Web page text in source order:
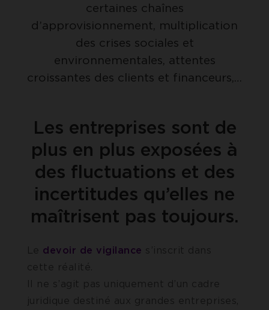
certaines chaînes
d’approvisionnement, multiplication
des crises sociales et
environnementales, attentes
croissantes des clients et financeurs,…
Les entreprises sont de
plus en plus exposées à
des fluctuations et des
incertitudes qu’elles ne
maîtrisent pas toujours.
Le devoir de vigilance s’inscrit dans
cette réalité.
Il ne s’agit pas uniquement d’un cadre
juridique destiné aux grandes entreprises,